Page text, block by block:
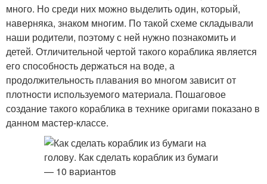
много. Но среди них можно выделить один, который,
наверняка, знаком многим. По такой схеме складывали
наши родители, поэтому с ней нужно познакомить и
детей. Отличительной чертой такого кораблика является
его способность держаться на воде, а
продолжительность плавания во многом зависит от
плотности используемого материала. Пошаговое
создание такого кораблика в технике оригами показано в
данном мастер-классе.